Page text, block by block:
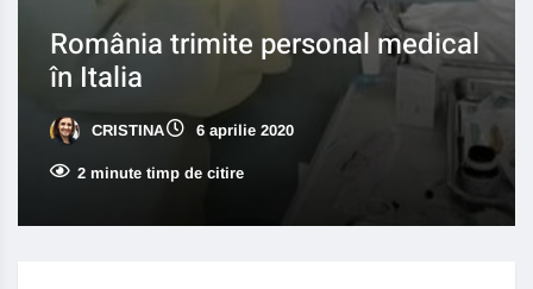
România trimite personal medical
în Italia
CRISTINA 6 aprilie 2020
2 minute timp de citire